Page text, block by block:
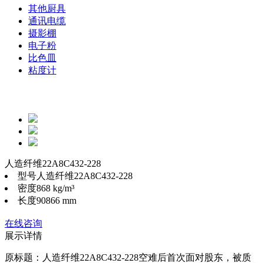
其他厨具
通讯电缆
摄影棚
电子粉
比色皿
粘度计
人造纤维22A8C432-228
型号人造纤维22A8C432-228
密度868 kg/m³
长度90866 mm
在线咨询
展示详情
原标题：人造纤维22A8C432-228空难后首次面对股东，被质